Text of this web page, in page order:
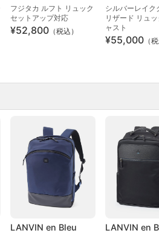
フジタカ ルフト リュック
セットアップ対応
¥52,800 （税込）
シルバーレイク
リザード リュ
ャスト
¥55,000 （
LANVIN en Bleu LANVIN en